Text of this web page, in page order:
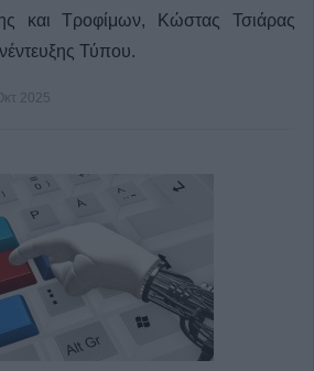
και Τροφίμων, Κώστας Τσιάρας
Τύπου.
2025